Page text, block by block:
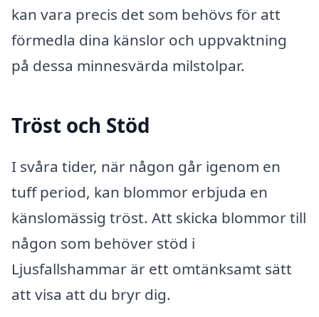
kan vara precis det som behövs för att
förmedla dina känslor och uppvaktning
på dessa minnesvärda milstolpar.
Tröst och Stöd
I svåra tider, när någon går igenom en
tuff period, kan blommor erbjuda en
känslomässig tröst. Att skicka blommor till
någon som behöver stöd i
Ljusfallshammar är ett omtänksamt sätt
att visa att du bryr dig.